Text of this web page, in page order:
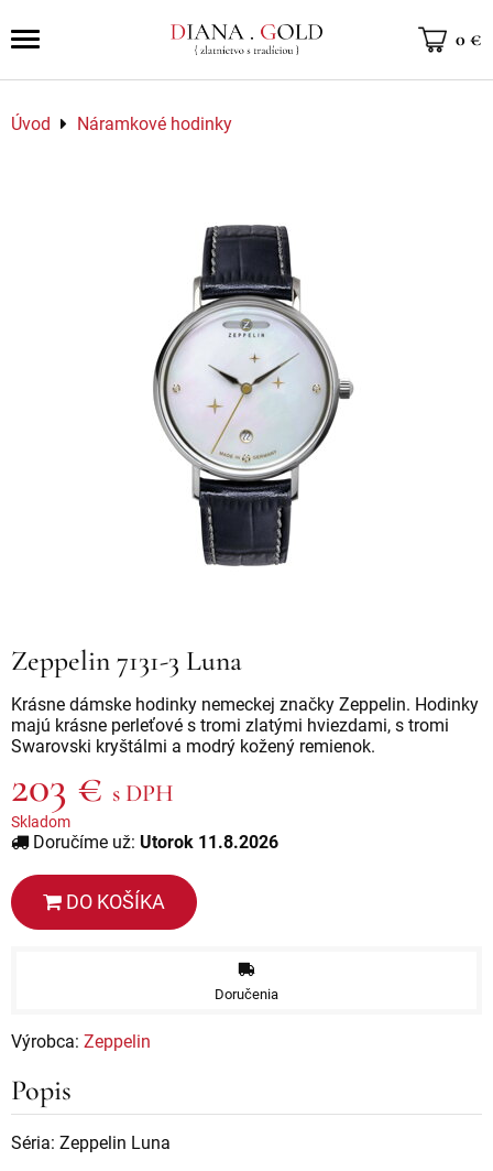
0 €
Úvod Náramkové hodinky
Zeppelin 7131-3 Luna
Krásne dámske hodinky nemeckej značky Zeppelin. Hodinky
majú krásne perleťové s tromi zlatými hviezdami, s tromi
Swarovski kryštálmi a modrý kožený remienok.
203 € s DPH
Skladom
Doručíme už: Utorok 11.8.2026
DO KOŠÍKA
Doručenia
Výrobca: Zeppelin
Popis
Séria: Zeppelin Luna